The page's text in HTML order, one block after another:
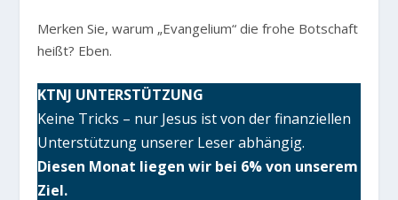
Merken Sie, warum „Evangelium“ die frohe Botschaft
heißt? Eben.
KTNJ UNTERSTÜTZUNG
Keine Tricks – nur Jesus ist von der finanziellen
Unterstützung unserer Leser abhängig.
Diesen Monat liegen wir bei 6% von unserem
Ziel.